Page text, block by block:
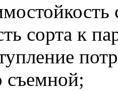
сорта к
съемной;